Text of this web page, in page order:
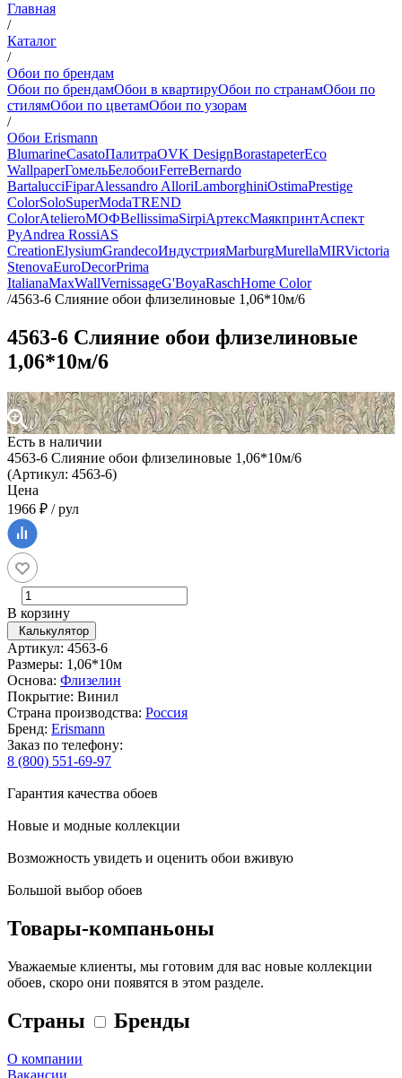
Главная
/
Каталог
/
Обои по брендам
Обои по брендамОбои в квартируОбои по странамОбои по
стилямОбои по цветамОбои по узорам
/
Обои Erismann
BlumarineCasatoПалитраOVK DesignBorastapeterEco
WallpaperГомельБелобоиFerreBernardo
BartalucciFiparAlessandro AlloriLamborghiniOstimaPrestige
ColorSoloSuperModaTREND
ColorAtelieroМОФBellissimaSirpiАртексМаякпринтАспект
РуAndrea RossiAS
CreationElysiumGrandecoИндустрияMarburgMurellaMIRVictoria
StenovaEuroDecorPrima
ItalianaMaxWallVernissageG'BoyaRaschHome Color
/4563-6 Слияние обои флизелиновые 1,06*10м/6
4563-6 Слияние обои флизелиновые
1,06*10м/6
Есть в наличии
4563-6 Слияние обои флизелиновые 1,06*10м/6
(Артикул: 4563-6)
Цена
1966 ₽ / рул
В корзину
Калькулятор
Артикул: 4563-6
Размеры: 1,06*10м
Основа: Флизелин
Покрытие: Винил
Страна производства: Россия
Бренд: Erismann
Заказ по телефону:
8 (800) 551-69-97
Гарантия качества обоев
Новые и модные коллекции
Возможность увидеть и оценить обои вживую
Большой выбор обоев
Товары-компаньоны
Уважаемые клиенты, мы готовим для вас новые коллекции
обоев, скоро они появятся в этом разделе.
Страны Бренды
О компании
Вакансии